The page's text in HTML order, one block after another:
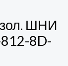
ШНИ
8D-